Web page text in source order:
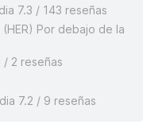
7.3 / 143 reseñas
Por debajo de la
/ 2 reseñas
7.2 / 9 reseñas